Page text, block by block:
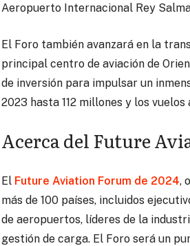
Aeropuerto Internacional Rey
El Foro también avanzará en la
principal centro de aviación de
de inversión para impulsar un
2023 hasta 112 millones y los
Acerca del Future
El Future Aviation Forum de 2024,
más de 100 países, incluidos
de aeropuertos, líderes de la
gestión de carga. El Foro será un